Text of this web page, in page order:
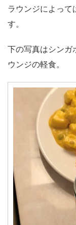
ラウンジによって
す。
下の写真はシンガ
ウンジの軽食。